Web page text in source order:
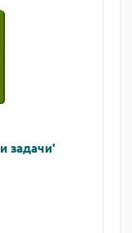
задачи'